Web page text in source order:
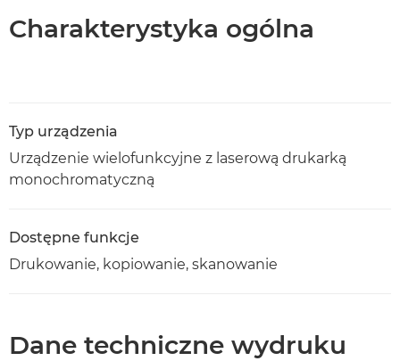
Charakterystyka ogólna
Typ urządzenia
Urządzenie wielofunkcyjne z laserową drukarką
monochromatyczną
Dostępne funkcje
Drukowanie, kopiowanie, skanowanie
Dane techniczne wydruku